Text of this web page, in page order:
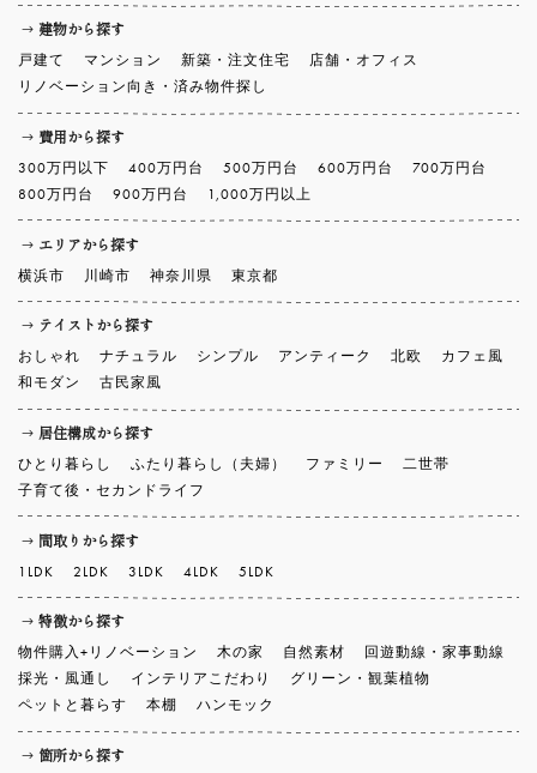
建物から探す
戸建て マンション 新築・注文住宅
店舗・オフィス
リノベーション向き・済み物件探し
費用から探す
300万円以下 400万円台 500万円台 600万円台
700万円台
800万円台
900万円台 1,000万円以上
エリアから探す
横浜市 川崎市 神奈川県 東京都
テイストから探す
おしゃれ ナチュラル シンプル アンティーク 北欧
カフェ風
和モダン
古民家風
居住構成から探す
ひとり暮らし ふたり暮らし（夫婦） ファミリー
二世帯
子育て後・セカンドライフ
間取りから探す
1LDK 2LDK 3LDK 4LDK 5LDK
特徴から探す
物件購入+リノベーション 木の家 自然素材
回遊動線・家事動線
採光・風通し
インテリアこだわり
グリーン・観葉植物
ペットと暮らす
本棚 ハンモック
箇所から探す